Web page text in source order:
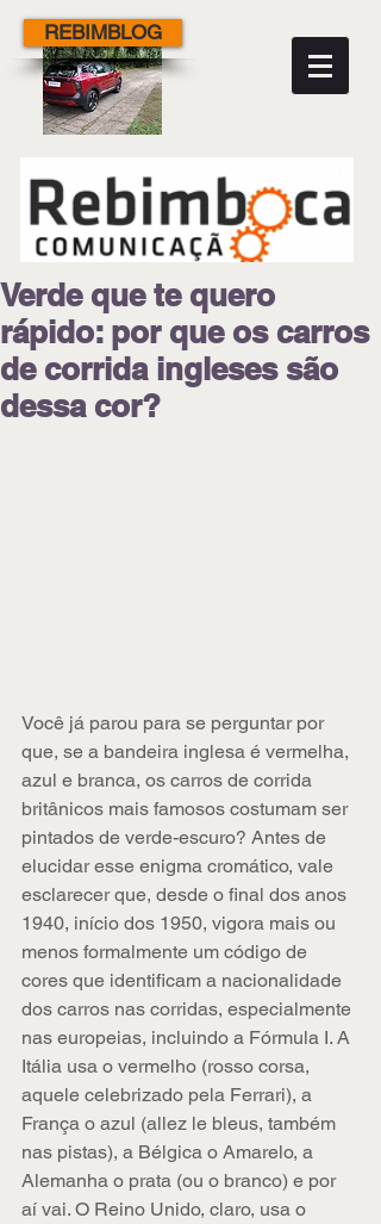
REBIMBLOG
Verde que te quero
rápido: por que os carros
de corrida ingleses são
dessa cor?
Você já parou para se perguntar por
que, se a bandeira inglesa é vermelha,
azul e branca, os carros de corrida
britânicos mais famosos costumam ser
pintados de verde-escuro? Antes de
elucidar esse enigma cromático, vale
esclarecer que, desde o final dos anos
1940, início dos 1950, vigora mais ou
menos formalmente um código de
cores que identificam a nacionalidade
dos carros nas corridas, especialmente
nas europeias, incluindo a Fórmula I. A
Itália usa o vermelho (rosso corsa,
aquele celebrizado pela Ferrari), a
França o azul (allez le bleus, também
nas pistas), a Bélgica o Amarelo, a
Alemanha o prata (ou o branco) e por
aí vai. O Reino Unido, claro, usa o